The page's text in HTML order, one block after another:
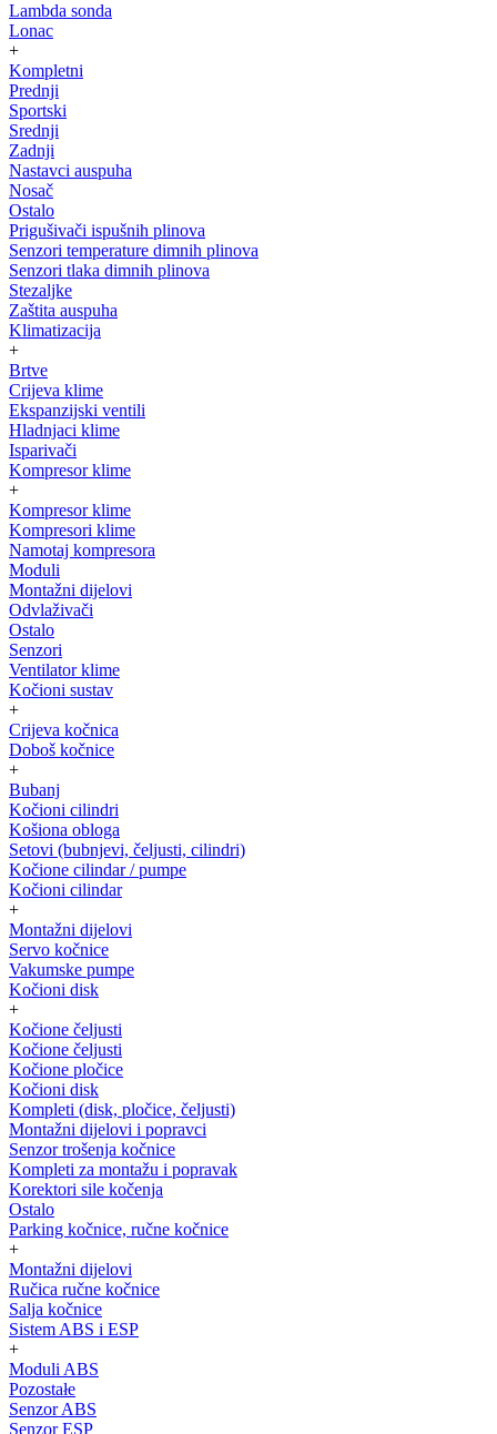
Lambda sonda
Lonac
+
Kompletni
Prednji
Sportski
Srednji
Zadnji
Nastavci auspuha
Nosač
Ostalo
Prigušivači ispušnih plinova
Senzori temperature dimnih plinova
Senzori tlaka dimnih plinova
Stezaljke
Zaštita auspuha
Klimatizacija
+
Brtve
Crijeva klime
Ekspanzijski ventili
Hladnjaci klime
Isparivači
Kompresor klime
+
Kompresor klime
Kompresori klime
Namotaj kompresora
Moduli
Montažni dijelovi
Odvlaživači
Ostalo
Senzori
Ventilator klime
Kočioni sustav
+
Crijeva kočnica
Doboš kočnice
+
Bubanj
Kočioni cilindri
Košiona obloga
Setovi (bubnjevi, čeljusti, cilindri)
Kočione cilindar / pumpe
Kočioni cilindar
+
Montažni dijelovi
Servo kočnice
Vakumske pumpe
Kočioni disk
+
Kočione čeljusti
Kočione čeljusti
Kočione pločice
Kočioni disk
Kompleti (disk, pločice, čeljusti)
Montažni dijelovi i popravci
Senzor trošenja kočnice
Kompleti za montažu i popravak
Korektori sile kočenja
Ostalo
Parking kočnice, ručne kočnice
+
Montažni dijelovi
Ručica ručne kočnice
Salja kočnice
Sistem ABS i ESP
+
Moduli ABS
Pozostałe
Senzor ABS
Senzor ESP